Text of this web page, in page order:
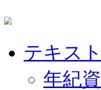
テキスト
年紀